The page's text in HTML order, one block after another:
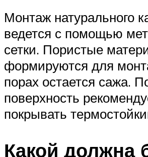
Монтаж натурального
ведется с помощью
сетки. Пористые
формируются для
порах остается сажа.
поверхность
покрывать
Какой должна